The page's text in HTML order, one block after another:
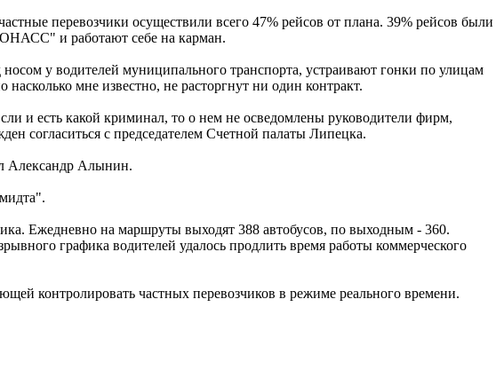
перевозчики осуществили всего 47% рейсов от плана. 39% рейсов были
и работают себе на карман.
у водителей муниципального транспорта, устраивают гонки по улицам
мне известно, не расторгнут ни один контракт.
и есть какой криминал, то о нем не осведомлены руководители фирм,
согласиться с председателем Счетной палаты Липецка.
Александр Алынин.
Ежедневно на маршруты выходят 388 автобусов, по выходным - 360.
графика водителей удалось продлить время работы коммерческого
контролировать частных перевозчиков в режиме реального времени.